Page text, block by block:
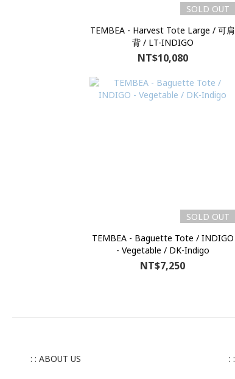
SOLD OUT
TEMBEA - Harvest Tote Large / 可肩
背 / LT-INDIGO
NT$10,080
SOLD OUT
TEMBEA - Baguette Tote / INDIGO
- Vegetable / DK-Indigo
NT$7,250
: : ABOUT US : :